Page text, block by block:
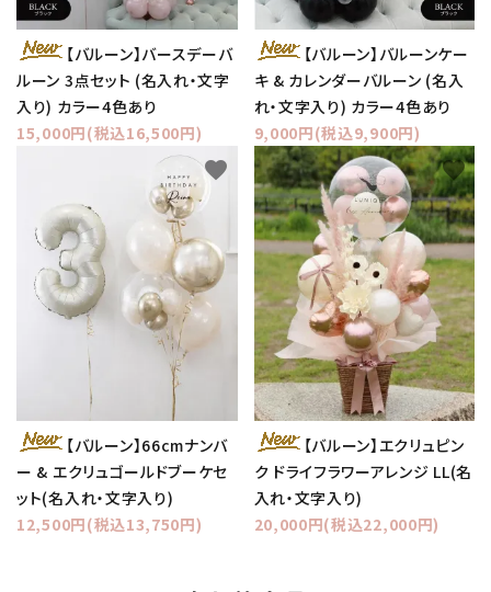
【バルーン】バースデーバ
ルーン 3点セット (名入れ・文字
入り) カラー4色あり
15,000円(税込16,500円)
【バルーン】バルーンケー
キ & カレンダーバルーン (名入
れ・文字入り) カラー4色あり
9,000円(税込9,900円)
【バルーン】66cmナンバ
ー & エクリュゴールドブーケセ
ット(名入れ・文字入り)
12,500円(税込13,750円)
favorite
【バルーン】エクリュピン
ク ドライフラワーアレンジ LL(名
入れ・文字入り)
20,000円(税込22,000円)
favorite